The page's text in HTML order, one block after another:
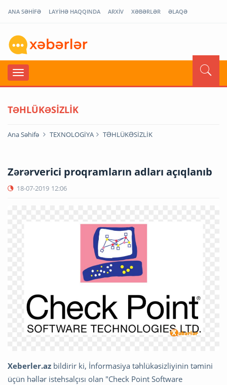
ANA SƏHİFƏ LAYİHƏ HAQQINDA ARXİV XƏBƏRLƏR ƏLAQƏ
TƏHLÜKƏSİZLİK
Ana Səhifə TEXNOLOGİYA TƏHLÜKƏSİZLİK
Zərərverici proqramların adları açıqlanıb
18-07-2019 12:06
Xeberler.az bildirir ki, İnformasiya təhlükəsizliyinin təmini
üçün həllər istehsalçısı olan "Check Point Software